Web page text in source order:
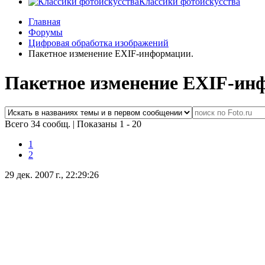
Главная
Форумы
Цифровая обработка изображений
Пакетное изменение EXIF-информации.
Пакетное изменение EXIF-
Всего 34 сообщ. | Показаны 1 - 20
1
2
29 дек. 2007 г., 22:29:26